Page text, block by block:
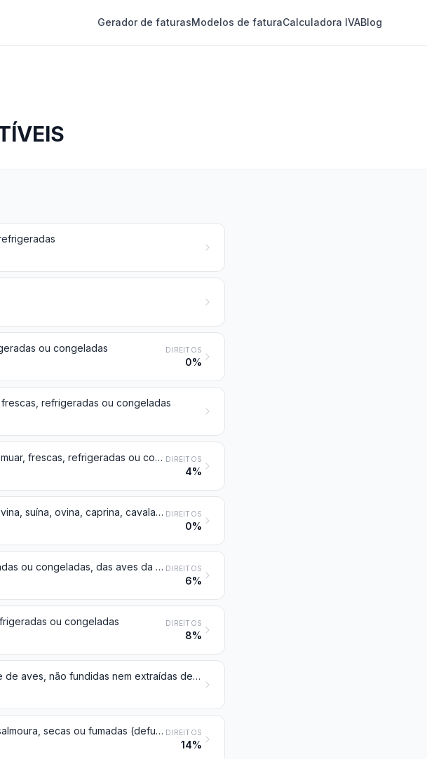
Gerador de faturasModelos de faturaCalculadora IVABlog
ou congeladas DIREITOS
0%
refrigeradas ou congeladas
Carnes de animais das espécies cavalar, asinina e muar, frescas, refrigeradas ou congeladas DIREITOS
4%
Miudezas comestíveis de animais das espécies bovina, suína, ovina, caprina, cavalar, asinina e muar, frescas, refrigeradas ou congeladas DIREITOS
0%
Carnes e miudezas, comestíveis, frescas, refrigeradas ou congeladas, das aves da posição 0105 DIREITOS
6%
ou congeladas DIREITOS
8%
Toucinho sem partes magras, gorduras de porco e de aves, não fundidas nem extraídas de outro modo, frescos, refrigerados, congelados, salgados ou em salmoura, secos ou fumados (defumados)
Carnes e miudezas, comestíveis, salgadas ou em salmoura, secas ou fumadas (defumadas); farinhas e pós, comestíveis, de carnes ou de miudezas DIREITOS
14%